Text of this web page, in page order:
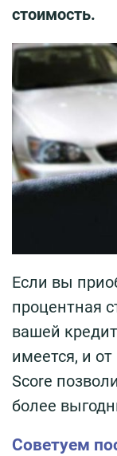
стоимость.
Если вы
процентная
вашей
имеется, и
Score
более
Советуем